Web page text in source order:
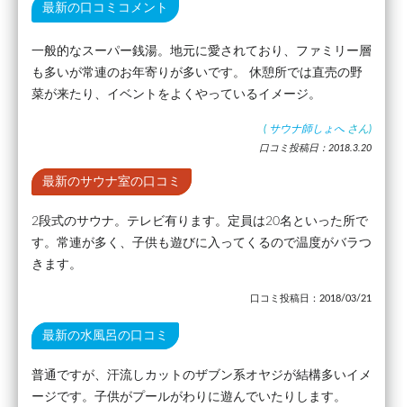
最新の口コミコメント
一般的なスーパー銭湯。地元に愛されており、ファミリー層
も多いが常連のお年寄りが多いです。 休憩所では直売の野
菜が来たり、イベントをよくやっているイメージ。
( サウナ師しょへ さん)
口コミ投稿日：2018.3.20
最新のサウナ室の口コミ
2段式のサウナ。テレビ有ります。定員は20名といった所で
す。常連が多く、子供も遊びに入ってくるので温度がバラつ
きます。
口コミ投稿日：2018/03/21
最新の水風呂の口コミ
普通ですが、汗流しカットのザブン系オヤジが結構多いイメ
ージです。子供がプールがわりに遊んでいたりします。